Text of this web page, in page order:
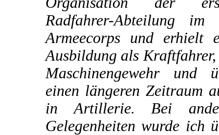
Radfahrer-Abteilung
Armeecorps und erhielt
Ausbildung als Kraftfahrer,
Maschinengewehr und
einen längeren Zeitraum
in Artillerie. Bei
Gelegenheiten wurde ich